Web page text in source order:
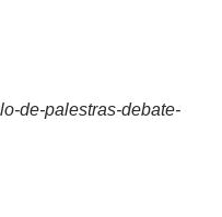
de-palestras-debate-